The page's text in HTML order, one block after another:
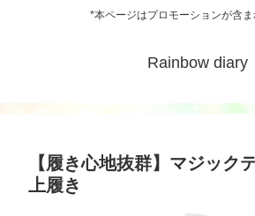
*本ページはプロモーションが含
Rainbow diary
【履き心地抜群】マジック
上履き